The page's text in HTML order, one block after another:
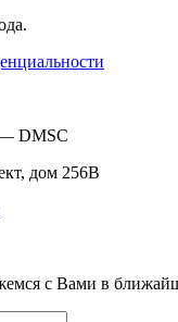
— DMSC
дом 256В
с Вами в